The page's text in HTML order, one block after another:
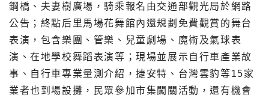
鋼橋、夫妻樹廣場，騎乘報名由交通部觀光局於網路
公告；終點后里馬場花舞館內還規劃免費觀賞的舞台
表演，包含樂團、管樂、兒童劇場、魔術及氣球表
演、在地學校舞蹈表演等；現場並展示自行車產業故
事、自行車專業量測介紹，捷安特、台灣雲豹等15家
業者也到場設攤，民眾參加市集闖關活動，還有機會